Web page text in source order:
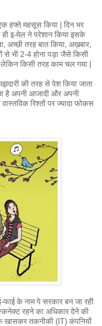
हफ्ते महसूस किया | दिन भर
ही इ-मेल ने परेशान किया इसके
, अच्छी तरह बात किया, अख़बार,
से भी 2-4 होना पड़ा जैसे किसी
किसी तरह काम चल गया |
की तरह से पेश किया जाता
है अपनी आजादी और अपनी
रिश्तों पर ज्यादा फोकस
के नाम पे सरकार बन जा रही
रहने का अधिकार देने की
खासकर तकनीकी (IT) कंपनियों